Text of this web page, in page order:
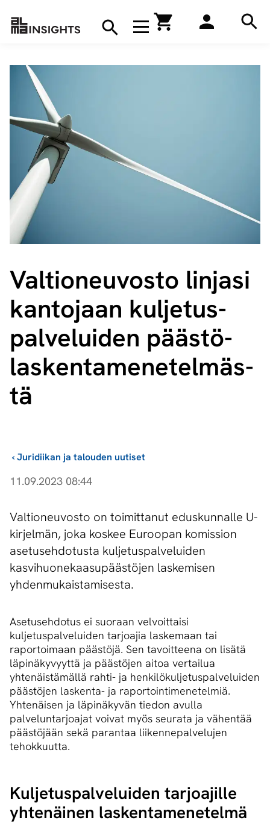
Avaa navigaatio
Hae
Valtioneuvosto linjasi
kantojaan kul­je­tus­
pal­ve­lui­den pääs­tö­
las­ken­ta­me­ne­tel­mäs­
tä
Juridiikan ja talouden uutiset
›
11.09.2023 08:44
Valtioneuvosto on toimittanut eduskunnalle U-
kirjelmän, joka koskee Euroopan komission
asetusehdotusta kuljetuspalveluiden
kasvihuonekaasupäästöjen laskemisen
yhdenmukaistamisesta.
Asetusehdotus ei suoraan velvoittaisi
kuljetuspalveluiden tarjoajia laskemaan tai
raportoimaan päästöjä. Sen tavoitteena on lisätä
läpinäkyvyyttä ja päästöjen aitoa vertailua
yhtenäistämällä rahti- ja henkilökuljetuspalveluiden
päästöjen laskenta- ja raportointimenetelmiä.
Yhtenäisen ja läpinäkyvän tiedon avulla
palveluntarjoajat voivat myös seurata ja vähentää
päästöjään sekä parantaa liikennepalvelujen
tehokkuutta.
Kul­je­tus­pal­ve­lui­den tarjoajille
yhtenäinen las­ken­ta­me­ne­tel­mä